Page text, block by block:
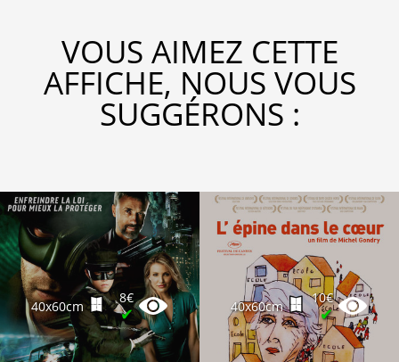
VOUS AIMEZ CETTE
AFFICHE, NOUS VOUS
SUGGÉRONS :
40x60cm
8€
✔ 40x60cm
10€
✔